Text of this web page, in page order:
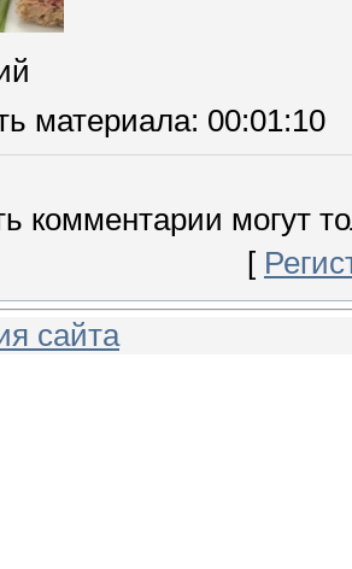
материала: 00:01:10
комментарии могут
[
сайта